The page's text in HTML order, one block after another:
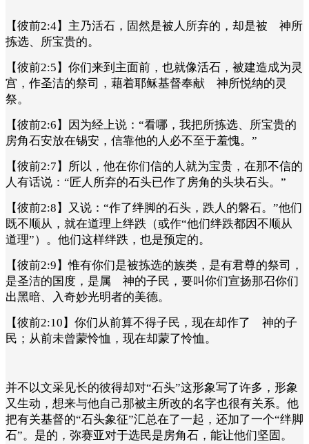
【彼前2:4】主乃活石，固然是被人所弃的，却是被 神所
拣选、所宝贵的。
【彼前2:5】你们来到主面前，也就像活石，被建造成为灵
宫，作圣洁的祭司，藉着耶稣基督奉献 神所悦纳的灵
祭。
【彼前2:6】因为经上说：“看哪，我把所拣选、所宝贵的
房角石安放在锡安，信靠他的人必不至于羞愧。”
【彼前2:7】所以，他在你们信的人就为宝贵，在那不信的
人有话说：“匠人所弃的石头已作了房角的头块石头。”
【彼前2:8】又说：“作了绊脚的石头，跌人的磐石。”他们
既不顺从，就在道理上绊跌（或作“他们绊跌都因不顺从
道理”）。他们这样绊跌，也是预定的。
【彼前2:9】惟有你们是被拣选的族类，是有君尊的祭司，
是圣洁的国度，是属 神的子民，要叫你们宣扬那召你们
出黑暗、入奇妙光明者的美德。
【彼前2:10】你们从前算不得子民，现在却作了 神的子
民；从前未曾蒙怜恤，现在却蒙了怜恤。
并不以文采见长的彼得却对“石头”这形象写了许多，形象
又生动，想来与他自己那被主所改的名字也很有关系。他
把有关基督的“石头象征”汇总在了一起，还加了一个“绊脚
石”。是的，弥赛亚对于选民是房角石，能让他们坚固。